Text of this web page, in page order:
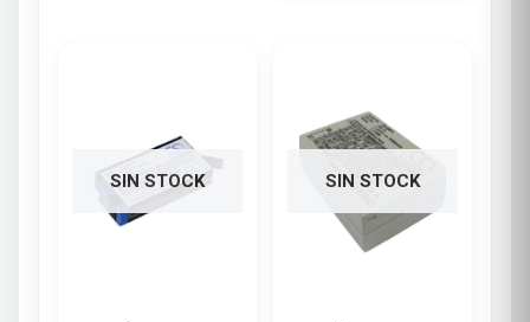
SIN STOCK SIN STOCK